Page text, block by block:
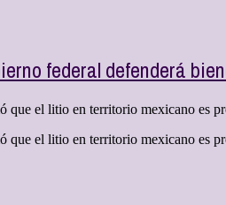
federal defenderá
el litio en territorio mexicano es
el litio en territorio mexicano es